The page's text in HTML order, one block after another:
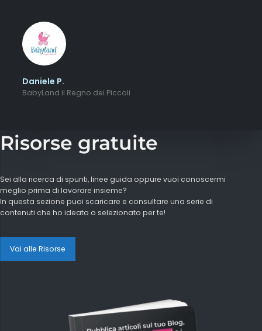
Daniele P.
BabyLand il Regno dei Piccoli
Risorse gratuite
Sei alla ricerca di spunti, linee guida oppure vuoi conoscermi
meglio prima di lavorare insieme?
In questa sezione puoi scaricare e consultare una serie di
contenuti che ho ideato o selezionato per te!
Vai alle Risorse